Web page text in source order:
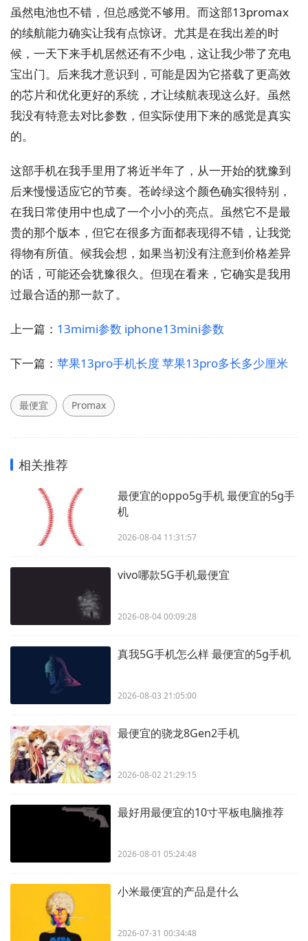
虽然电池也不错，但总感觉不够用。而这部13promax
的续航能力确实让我有点惊讶。尤其是在我出差的时
候，一天下来手机居然还有不少电，这让我少带了充电
宝出门。后来我才意识到，可能是因为它搭载了更高效
的芯片和优化更好的系统，才让续航表现这么好。虽然
我没有特意去对比参数，但实际使用下来的感觉是真实
的。
这部手机在我手里用了将近半年了，从一开始的犹豫到
后来慢慢适应它的节奏。苍岭绿这个颜色确实很特别，
在我日常使用中也成了一个小小的亮点。虽然它不是最
贵的那个版本，但它在很多方面都表现得不错，让我觉
得物有所值。候我会想，如果当初没有注意到价格差异
的话，可能还会犹豫很久。但现在看来，它确实是我用
过最合适的那一款了。
上一篇： 13mimi参数 iphone13mini参数
下一篇： 苹果13pro手机长度 苹果13pro多长多少厘米
最便宜 Promax
相关推荐
最便宜的oppo5g手机 最便宜的5g手
机
2026-08-04 11:31:57
vivo哪款5G手机最便宜
2026-08-04 00:09:28
真我5G手机怎么样 最便宜的5g手机
2026-08-03 21:05:00
最便宜的骁龙8Gen2手机
2026-08-02 21:29:15
最好用最便宜的10寸平板电脑推荐
2026-08-01 05:24:48
小米最便宜的产品是什么
2026-07-31 00:34:48